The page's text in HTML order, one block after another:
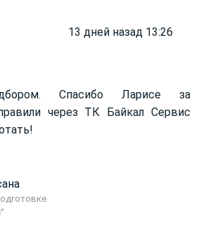
13 дней назад 13:26
Спасибо Ларисе за
через ТК Байкал Сервис